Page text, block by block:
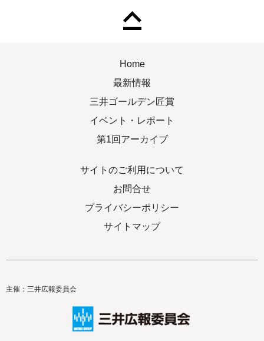
Home
最新情報
三井ゴールデン匠賞
イベント・レポート
第1回アーカイブ
サイトのご利用について
お問合せ
プライバシーポリシー
サイトマップ
主催：三井広報委員会